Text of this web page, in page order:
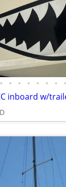
• • • • • • • •
inboard w/